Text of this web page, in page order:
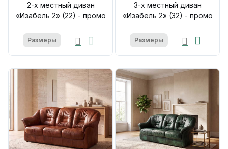
2-х местный диван
«Изабель 2» (22) - промо
Размеры
3-х местный диван
«Изабель 2» (32) - промо
Размеры